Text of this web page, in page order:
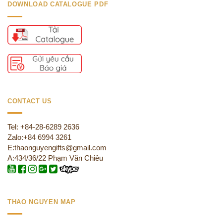
DOWNLOAD CATALOGUE PDF
CONTACT US
Tel: +84-28-6289 2636
Zalo:+84 6994 3261
E:thaonguyengifts@gmail.com
A:434/36/22 Phạm Văn Chiêu
THAO NGUYEN MAP